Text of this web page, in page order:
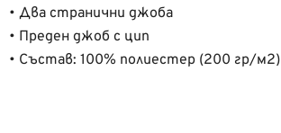
• Два странични джоба
• Преден джоб с цип
• Състав: 100% полиестер (200 гр/м2)